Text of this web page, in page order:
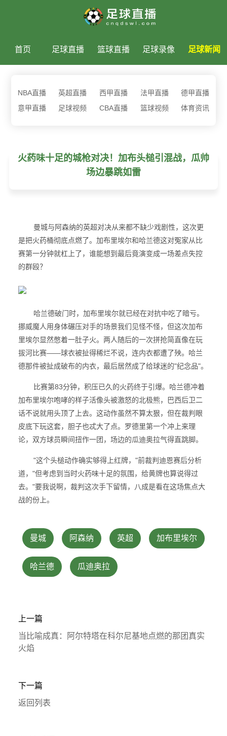
首页 足球直播 篮球直播 足球录像 足球新闻
NBA直播 英超直播 西甲直播 法甲直播
德甲直播
意甲直播
足球视频 CBA直播 篮球视频 体育资讯
火药味十足的城枪对决！加布头槌引混战，瓜帅
场边暴跳如雷
曼城与阿森纳的英超对决从来都不缺少戏剧性，这次更
是把火药桶彻底点燃了。加布里埃尔和哈兰德这对冤家从比
赛第一分钟就杠上了，谁能想到最后竟演变成一场差点失控
的群殴？
哈兰德破门时，加布里埃尔就已经在对抗中吃了暗亏。
挪威魔人用身体碾压对手的场景我们见怪不怪，但这次加布
里埃尔显然憋着一肚子火。两人随后的一次拼抢简直像在玩
拔河比赛——球衣被扯得稀烂不说，连内衣都遭了殃。哈兰
德那件被扯成破布的内衣，最后居然成了给球迷的"纪念品"。
比赛第83分钟，积压已久的火药终于引爆。哈兰德冲着
加布里埃尔咆哮的样子活像头被激怒的北极熊，巴西后卫二
话不说就用头顶了上去。这动作虽然不算太狠，但在裁判眼
皮底下玩这套，胆子也忒大了点。罗德里第一个冲上来理
论，双方球员瞬间扭作一团，场边的瓜迪奥拉气得直跳脚。
"这个头槌动作确实够得上红牌，"前裁判迪恩赛后分析
道，"但考虑到当时火药味十足的氛围，给黄牌也算说得过
去。"要我说啊，裁判这次手下留情，八成是看在这场焦点大
战的份上。
曼城 阿森纳 英超 加布里埃尔
哈兰德 瓜迪奥拉
上一篇
当比喻成真：阿尔特塔在科尔尼基地点燃的那团真实
火焰
下一篇
返回列表